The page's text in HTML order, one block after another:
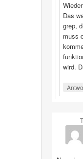
Das
grep,
muss
wird.